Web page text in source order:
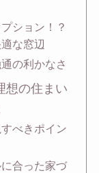
ション！？
な窓辺
の利かなさ
想の住まい
べきポイン
合った家づ